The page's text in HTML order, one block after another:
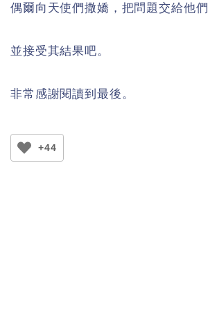
偶爾向天使們撒嬌，把問題交給他們
並接受其結果吧。
非常感謝閱讀到最後。
+44